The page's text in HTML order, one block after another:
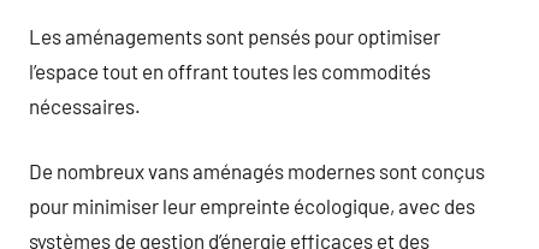
Les aménagements sont pensés pour optimiser
l’espace tout en offrant toutes les commodités
nécessaires.
De nombreux vans aménagés modernes sont conçus
pour minimiser leur empreinte écologique, avec des
systèmes de gestion d’énergie efficaces et des